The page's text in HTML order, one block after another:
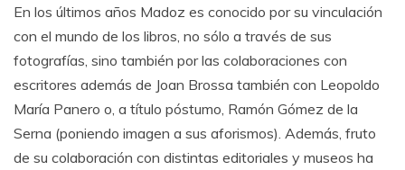
En los últimos años Madoz es conocido por su vinculación
con el mundo de los libros, no sólo a través de sus
fotografías, sino también por las colaboraciones con
escritores además de Joan Brossa también con Leopoldo
María Panero o, a título póstumo, Ramón Gómez de la
Serna (poniendo imagen a sus aforismos). Además, fruto
de su colaboración con distintas editoriales y museos ha